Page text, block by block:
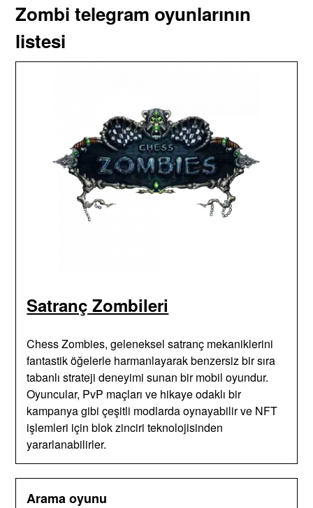
Zombi telegram oyunlarının
listesi
Satranç Zombileri
Chess Zombies, geleneksel satranç mekaniklerini
fantastik öğelerle harmanlayarak benzersiz bir sıra
tabanlı strateji deneyimi sunan bir mobil oyundur.
Oyuncular, PvP maçları ve hikaye odaklı bir
kampanya gibi çeşitli modlarda oynayabilir ve NFT
işlemleri için blok zinciri teknolojisinden
yararlanabilirler.
Arama oyunu